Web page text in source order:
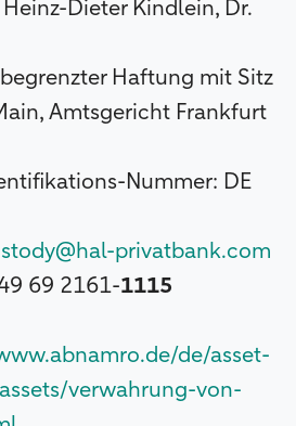
Dieter Kindlein, Dr.
Haftung mit Sitz
Amtsgericht Frankfurt
Nummer: DE
privatbank.com
69 2161-1115
de/asset-
verwahrung-von-